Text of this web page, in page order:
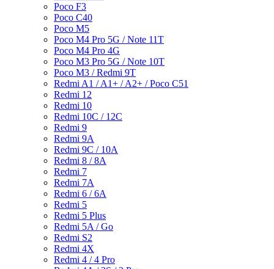
Poco F3
Poco C40
Poco M5
Poco M4 Pro 5G / Note 11T
Poco M4 Pro 4G
Poco M3 Pro 5G / Note 10T
Poco M3 / Redmi 9T
Redmi A1 / A1+ / A2+ / Poco C51
Redmi 12
Redmi 10
Redmi 10C / 12C
Redmi 9
Redmi 9A
Redmi 9C / 10A
Redmi 8 / 8A
Redmi 7
Redmi 7A
Redmi 6 / 6A
Redmi 5
Redmi 5 Plus
Redmi 5A / Go
Redmi S2
Redmi 4X
Redmi 4 / 4 Pro